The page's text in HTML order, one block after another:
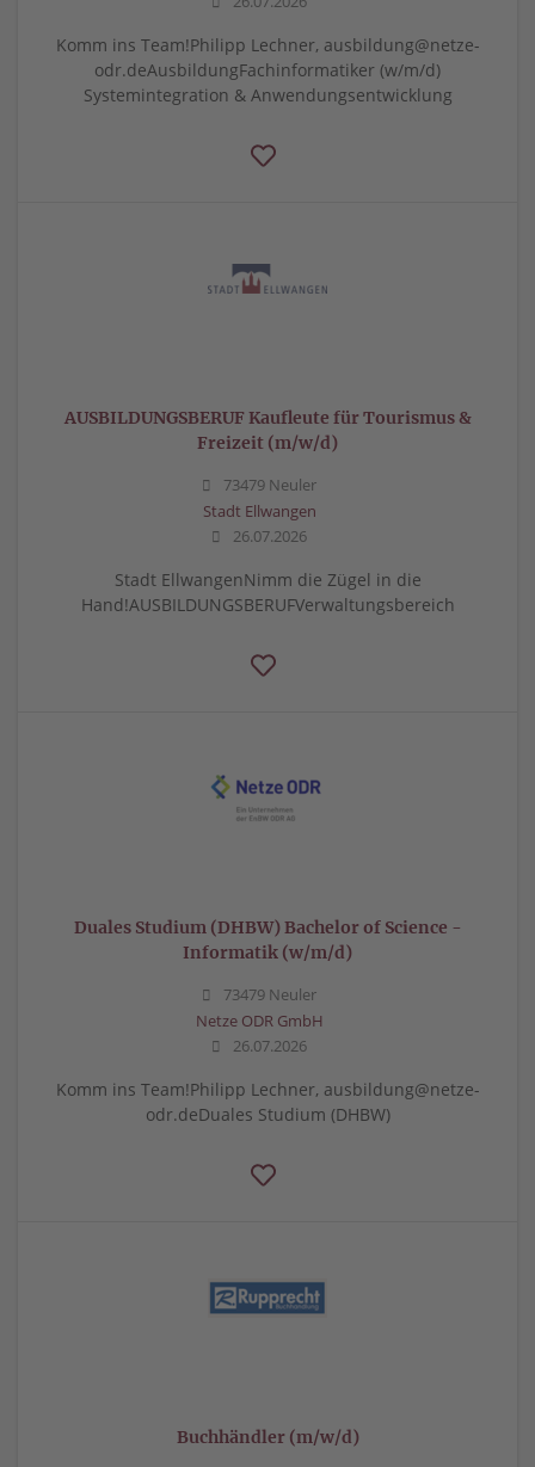
Komm ins Team!Philipp Lechner, ausbildung@netze-
odr.deAusbildungFachinformatiker (w/m/d)
Systemintegration & Anwendungsentwicklung
AUSBILDUNGSBERUF Kaufleute für Tourismus &
Freizeit (m/w/d)
73479 Neuler
Stadt Ellwangen
26.07.2026
Stadt EllwangenNimm die Zügel in die
Hand!AUSBILDUNGSBERUFVerwaltungsbereich
Duales Studium (DHBW) Bachelor of Science -
Informatik (w/m/d)
73479 Neuler
Netze ODR GmbH
26.07.2026
Komm ins Team!Philipp Lechner, ausbildung@netze-
odr.deDuales Studium (DHBW)
Buchhändler (m/w/d)